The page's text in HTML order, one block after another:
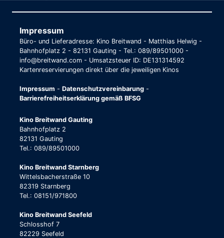
Impressum
Büro- und Lieferadresse: Kino Breitwand - Matthias Helwig -
Bahnhofplatz 2 - 82131 Gauting - Tel.: 089/89501000 -
info@breitwand.com - Umsatzsteuer ID: DE131314592
Kartenreservierungen direkt über die jeweiligen Kinos
Impressum - Datenschutzvereinbarung -
Barrierefreiheitserklärung gemäß BFSG
Kino Breitwand Gauting
Bahnhofplatz 2
82131 Gauting
Tel.: 089/89501000
Kino Breitwand Starnberg
Wittelsbacherstraße 10
82319 Starnberg
Tel.: 08151/971800
Kino Breitwand Seefeld
Schlosshof 7
82229 Seefeld